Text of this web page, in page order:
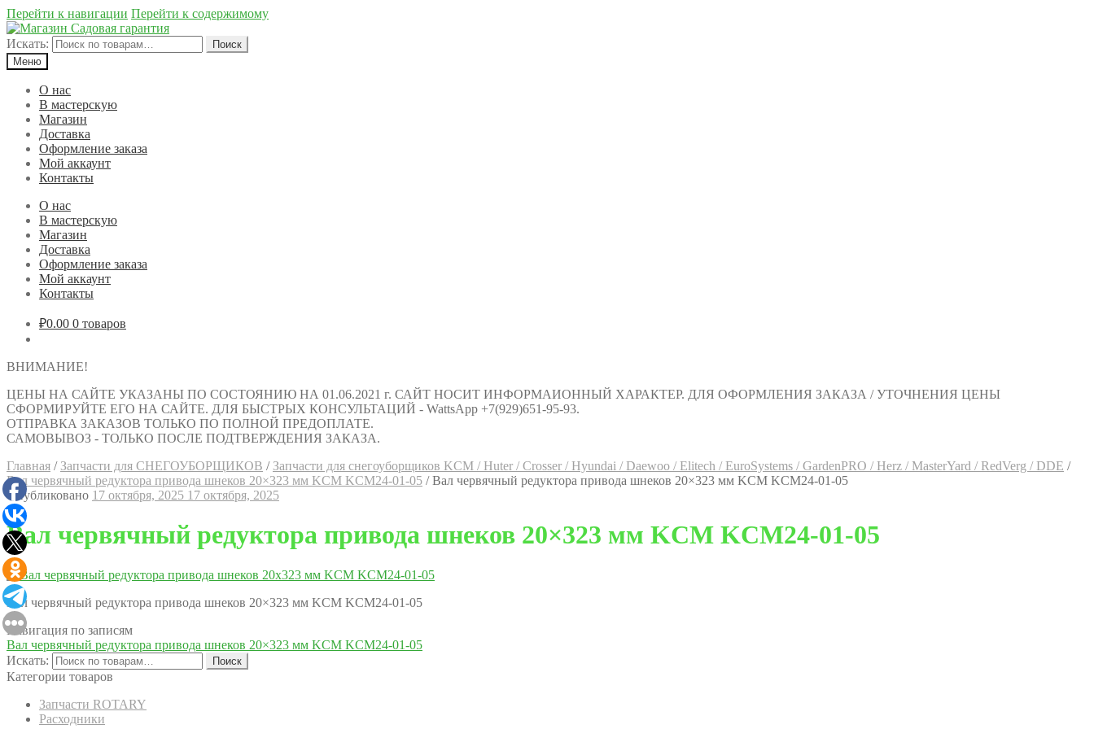
Перейти к навигации Перейти к содержимому
Искать:
Поиск
Меню
О нас
В мастерскую
Магазин
Доставка
Оформление заказа
Мой аккаунт
Контакты
О нас
В мастерскую
Магазин
Доставка
Оформление заказа
Мой аккаунт
Контакты
₽0.00 0 товаров
ВНИМАНИЕ!
ЦЕНЫ НА САЙТЕ УКАЗАНЫ ПО СОСТОЯНИЮ НА 01.06.2021 г. САЙТ НОСИТ ИНФОРМАИОННЫЙ ХАРАКТЕР. ДЛЯ ОФОРМЛЕНИЯ ЗАКАЗА / УТОЧНЕНИЯ ЦЕНЫ
СФОРМИРУЙТЕ ЕГО НА САЙТЕ. ДЛЯ БЫСТРЫХ КОНСУЛЬТАЦИЙ - WattsApp +7(929)651-95-93.
ОТПРАВКА ЗАКАЗОВ ТОЛЬКО ПО ПОЛНОЙ ПРЕДОПЛАТЕ.
САМОВЫВОЗ - ТОЛЬКО ПОСЛЕ ПОДТВЕРЖДЕНИЯ ЗАКАЗА.
Главная / Запчасти для СНЕГОУБОРЩИКОВ / Запчасти для снегоуборщиков KCM / Huter / Crosser / Hyundai / Daewoo / Elitech / EuroSystems / GardenPRO / Herz / MasterYard / RedVerg / DDE /
Вал червячный редуктора привода шнеков 20×323 мм KCM KCM24-01-05 /Вал червячный редуктора привода шнеков 20×323 мм KCM KCM24-01-05
Опубликовано 17 октября, 2025 17 октября, 2025
Вал червячный редуктора привода шнеков 20×323 мм KCM KCM24-01-05
Вал червячный редуктора привода шнеков 20×323 мм KCM KCM24-01-05
Навигация по записям
Вал червячный редуктора привода шнеков 20×323 мм KCM KCM24-01-05
Искать:
Поиск
Категории товаров
Запчасти ROTARY
Расходники